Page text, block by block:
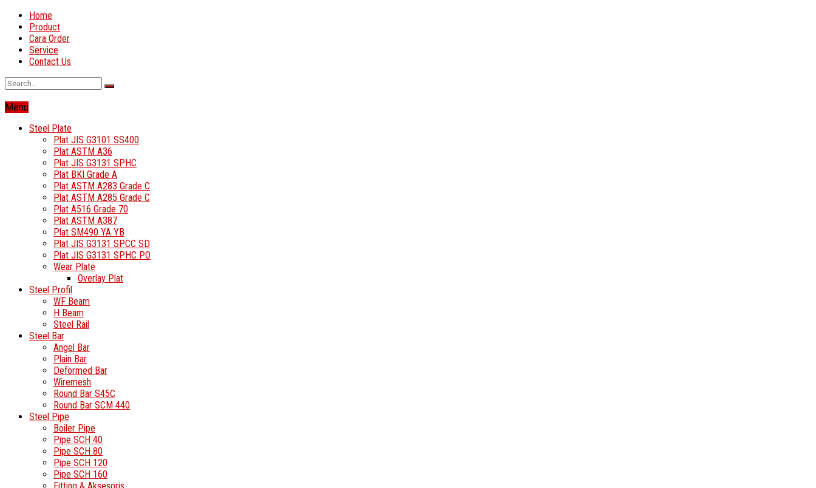
Home
Product
Cara Order
Service
Contact Us
Menu
Steel Plate
Plat JIS G3101 SS400
Plat ASTM A36
Plat JIS G3131 SPHC
Plat BKI Grade A
Plat ASTM A283 Grade C
Plat ASTM A285 Grade C
Plat A516 Grade 70
Plat ASTM A387
Plat SM490 YA YB
Plat JIS G3131 SPCC SD
Plat JIS G3131 SPHC PO
Wear Plate
Overlay Plat
Steel Profil
WF Beam
H Beam
Steel Rail
Steel Bar
Angel Bar
Plain Bar
Deformed Bar
Wiremesh
Round Bar S45C
Round Bar SCM 440
Steel Pipe
Boiler Pipe
Pipe SCH 40
Pipe SCH 80
Pipe SCH 120
Pipe SCH 160